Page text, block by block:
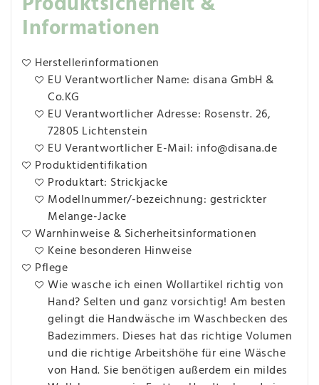
Informationen
Herstellerinformationen
EU Verantwortlicher Name: disana GmbH &
Co.KG
EU Verantwortlicher Adresse: Rosenstr. 26,
72805 Lichtenstein
EU Verantwortlicher E-Mail: info@disana.de
Produktidentifikation
Produktart: Strickjacke
Modellnummer/-bezeichnung: gestrickter
Melange-Jacke
Warnhinweise & Sicherheitsinformationen
Keine besonderen Hinweise
Pflege
Wie wasche ich einen Wollartikel richtig von
Hand? Selten und ganz vorsichtig! Am besten
gelingt die Handwäsche im Waschbecken des
Badezimmers. Dieses hat das richtige Volumen
und die richtige Arbeitshöhe für eine Wäsche
von Hand. Sie benötigen außerdem ein mildes